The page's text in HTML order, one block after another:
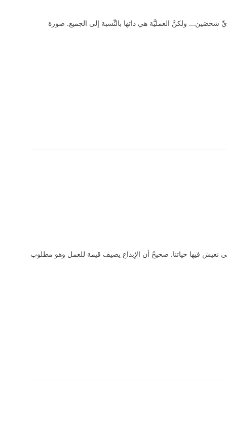
ولكنَّ العمليَّة هي ذاتها بالنِّسبة إلى الجميع. صورة
نعيش فيها حياتنا. صحيحٌ أن الإبداع يضيف قيمة للعمل وهو مطلوب